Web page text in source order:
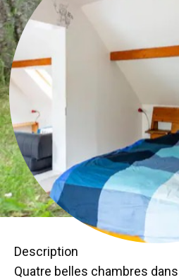
Description
Quatre belles chambres